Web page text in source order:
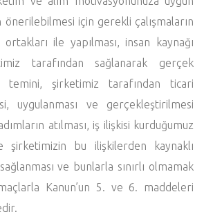
için gerekli çalışmaların
ile yapılması, insan kaynağı
tarafından sağlanarak gerçek
temini, şirketimiz tarafından ticari
uygulanması ve gerçekleştirilmesi
atılması, iş ilişkisi kurduğumuz
şirketimizin bu ilişkilerden kaynaklı
ve bunlarla sınırlı olmamak
Kanun’un 5. ve 6. maddeleri